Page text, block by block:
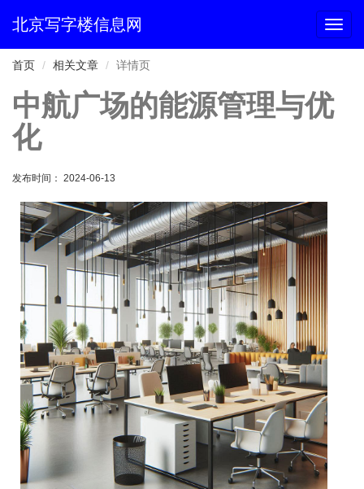
切
换
北京写字楼信息网
首页 相关文章 详情页
中航广场的能源管理与优
化
发布时间： 2024-06-13